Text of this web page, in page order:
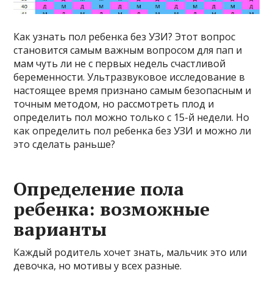
Как узнать пол ребенка без УЗИ? Этот вопрос
становится самым важным вопросом для пап и
мам чуть ли не с первых недель счастливой
беременности. Ультразвуковое исследование в
настоящее время признано самым безопасным и
точным методом, но рассмотреть плод и
определить пол можно только с 15-й недели. Но
как определить пол ребенка без УЗИ и можно ли
это сделать раньше?
Определение пола
ребенка: возможные
варианты
Каждый родитель хочет знать, мальчик это или
девочка, но мотивы у всех разные.